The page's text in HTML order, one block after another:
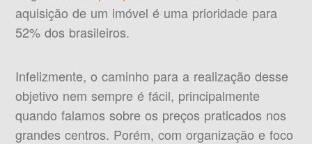
aquisição de um imóvel é uma prioridade para
52% dos brasileiros.
Infelizmente, o caminho para a realização desse
objetivo nem sempre é fácil, principalmente
quando falamos sobre os preços praticados nos
grandes centros. Porém, com organização e foco